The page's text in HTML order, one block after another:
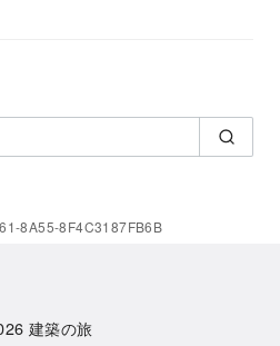
8A55-8F4C3187FB6B
建築の旅